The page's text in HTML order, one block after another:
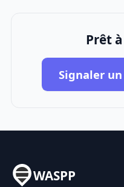
Prêt
Signaler
WASPP